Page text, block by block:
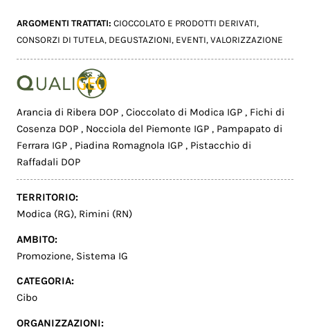
ARGOMENTI TRATTATI:CIOCCOLATO E PRODOTTI DERIVATI,
CONSORZI DI TUTELA, DEGUSTAZIONI, EVENTI,VALORIZZAZIONE
Arancia di Ribera DOP,Cioccolato di Modica IGP, Fichi di
Cosenza DOP, Nocciola del Piemonte IGP, Pampapato di
Ferrara IGP, Piadina Romagnola IGP, Pistacchio di
Raffadali DOP
TERRITORIO:
Modica (RG), Rimini (RN)
AMBITO:
Promozione, Sistema IG
CATEGORIA:
Cibo
ORGANIZZAZIONI: